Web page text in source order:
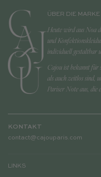
ÜBER DIE MARKE
Heute wird aus Noa
und
individuell gestaltbar
Cajou ist bekannt für
als auch zeitlos sind,
Pariser Note aus, die
KONTAKT
contact@cajouparis.com
LINKS